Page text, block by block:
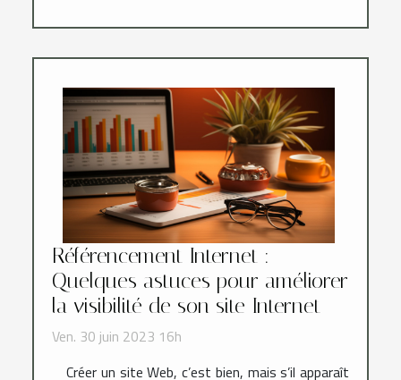
Référencement Internet :
Quelques astuces pour améliorer
la visibilité de son site Internet
Ven. 30 juin 2023 16h
Créer un site Web, c’est bien, mais s’il apparaît